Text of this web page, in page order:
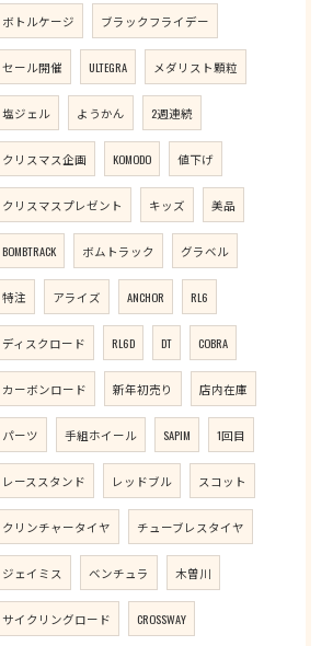
ボトルケージ ブラックフライデー
セール開催 ULTEGRA メダリスト顆粒
塩ジェル ようかん 2週連続
クリスマス企画 KOMODO 値下げ
クリスマスプレゼント キッズ 美品
BOMBTRACK ボムトラック グラベル
特注 アライズ ANCHOR RL6
ディスクロード RL6D DT COBRA
カーボンロード 新年初売り 店内在庫
パーツ 手組ホイール SAPIM 1回目
レーススタンド レッドブル スコット
クリンチャータイヤ チューブレスタイヤ
ジェイミス ベンチュラ 木曽川
サイクリングロード CROSSWAY